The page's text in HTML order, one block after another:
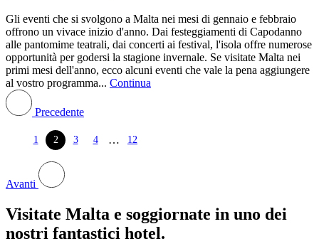
Gli eventi che si svolgono a Malta nei mesi di gennaio e febbraio
offrono un vivace inizio d'anno. Dai festeggiamenti di Capodanno
alle pantomime teatrali, dai concerti ai festival, l'isola offre numerose
opportunità per godersi la stagione invernale. Se visitate Malta nei
primi mesi dell'anno, ecco alcuni eventi che vale la pena aggiungere
al vostro programma... Continua
Precedente
1 2 3 4 … 12
Avanti
Visitate Malta e soggiornate in uno dei
nostri fantastici hotel.